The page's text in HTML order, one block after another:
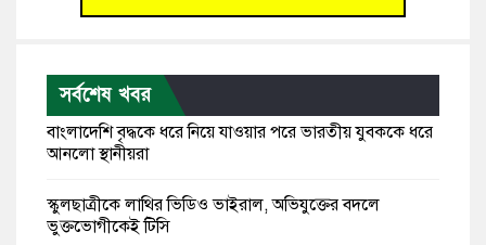
সর্বশেষ খবর
বাংলাদেশি বৃদ্ধকে ধরে নিয়ে যাওয়ার পরে ভারতীয় যুবককে ধরে
আনলো স্থানীয়রা
স্কুলছাত্রীকে লাথির ভিডিও ভাইরাল, অভিযুক্তের বদলে
ভুক্তভোগীকেই টিসি